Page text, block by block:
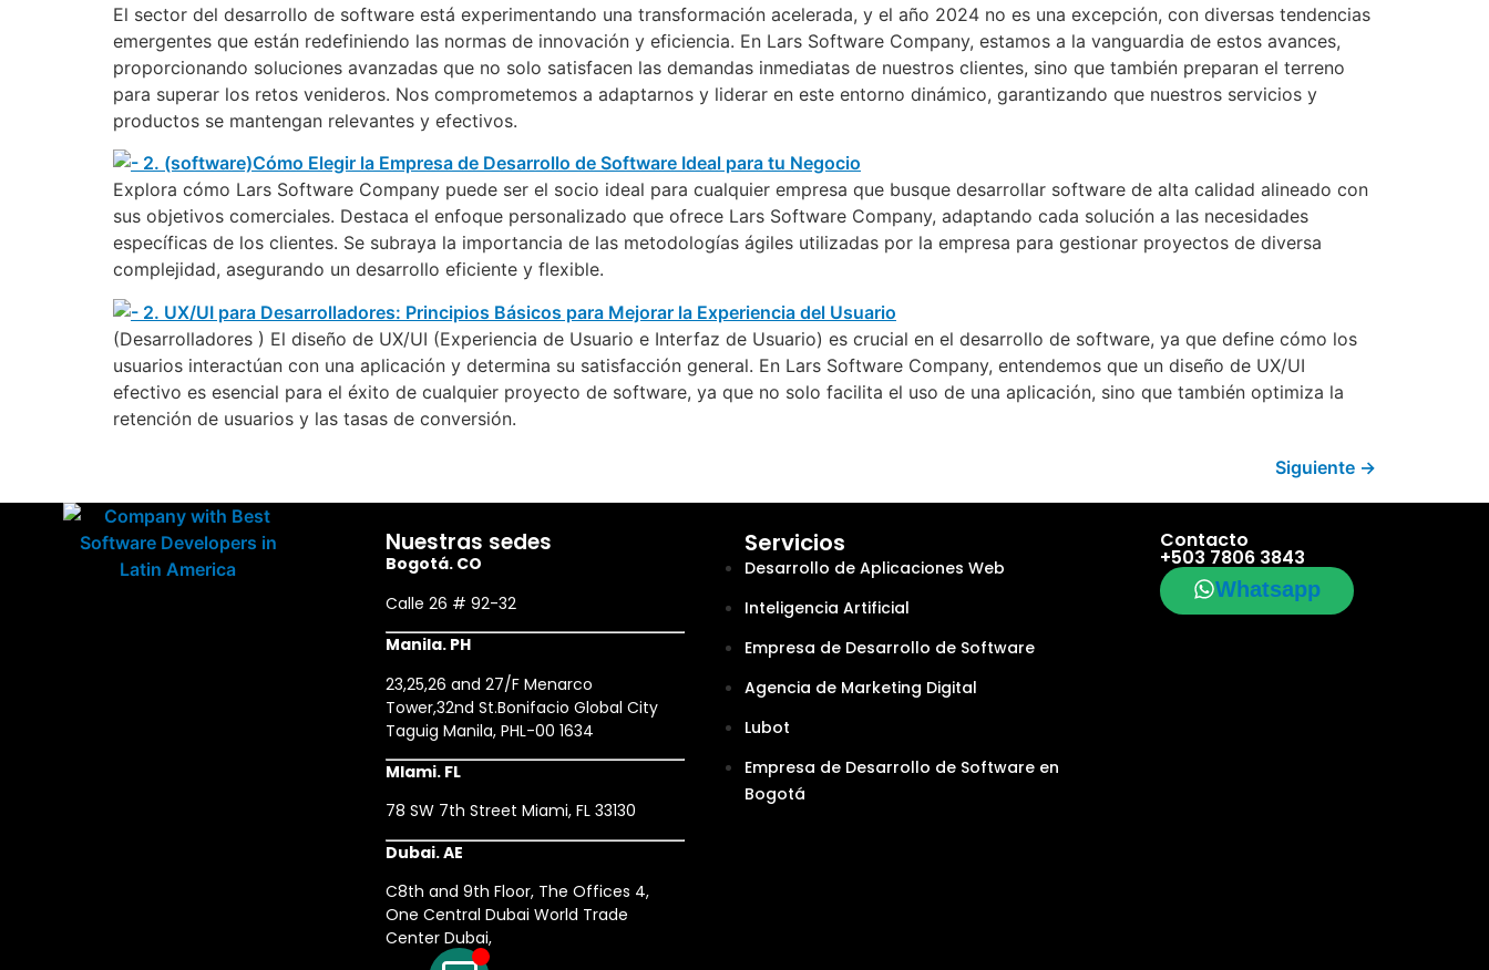
El sector del desarrollo de software está experimentando una transformación acelerada, y el año 2024 no es una excepción, con diversas tendencias
emergentes que están redefiniendo las normas de innovación y eficiencia. En Lars Software Company, estamos a la vanguardia de estos avances,
proporcionando soluciones avanzadas que no solo satisfacen las demandas inmediatas de nuestros clientes, sino que también preparan el terreno
para superar los retos venideros. Nos comprometemos a adaptarnos y liderar en este entorno dinámico, garantizando que nuestros servicios y
productos se mantengan relevantes y efectivos.
Explora cómo Lars Software Company puede ser el socio ideal para cualquier empresa que busque desarrollar software de alta calidad alineado con
sus objetivos comerciales. Destaca el enfoque personalizado que ofrece Lars Software Company, adaptando cada solución a las necesidades
específicas de los clientes. Se subraya la importancia de las metodologías ágiles utilizadas por la empresa para gestionar proyectos de diversa
complejidad, asegurando un desarrollo eficiente y flexible.
(Desarrolladores ) El diseño de UX/UI (Experiencia de Usuario e Interfaz de Usuario) es crucial en el desarrollo de software, ya que define cómo los
usuarios interactúan con una aplicación y determina su satisfacción general. En Lars Software Company, entendemos que un diseño de UX/UI
efectivo es esencial para el éxito de cualquier proyecto de software, ya que no solo facilita el uso de una aplicación, sino que también optimiza la
retención de usuarios y las tasas de conversión.
Siguiente →
Nuestras sedes
Bogotá. CO
Calle 26 # 92-32
Manila. PH
23,25,26 and 27/F Menarco
Tower,32nd St.Bonifacio Global City
Taguig Manila, PHL-00 1634
MIami. FL
78 SW 7th Street Miami, FL 33130
Dubai. AE
C8th and 9th Floor, The Offices 4,
One Central Dubai World Trade
Center Dubai,
Servicios
Desarrollo de Aplicaciones Web
Inteligencia Artificial
Empresa de Desarrollo de Software
Agencia de Marketing Digital
Lubot
Empresa de Desarrollo de Software en
Bogotá
Contacto
+503 7806 3843
Whatsapp